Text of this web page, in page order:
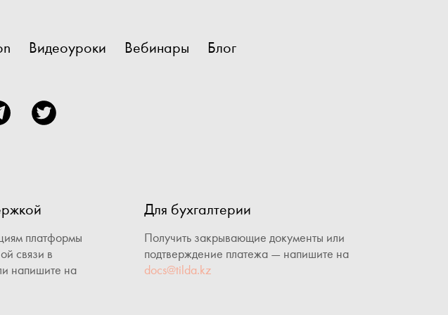
Видеоуроки Вебинары Блог
платформы
связи в
напишите на
Для бухгалтерии
Получить закрывающие документы или
подтверждение платежа — напишите на
docs@tilda.kz